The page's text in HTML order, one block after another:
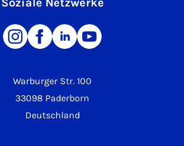
Warburger Str. 100
33098 Paderborn
Deutschland